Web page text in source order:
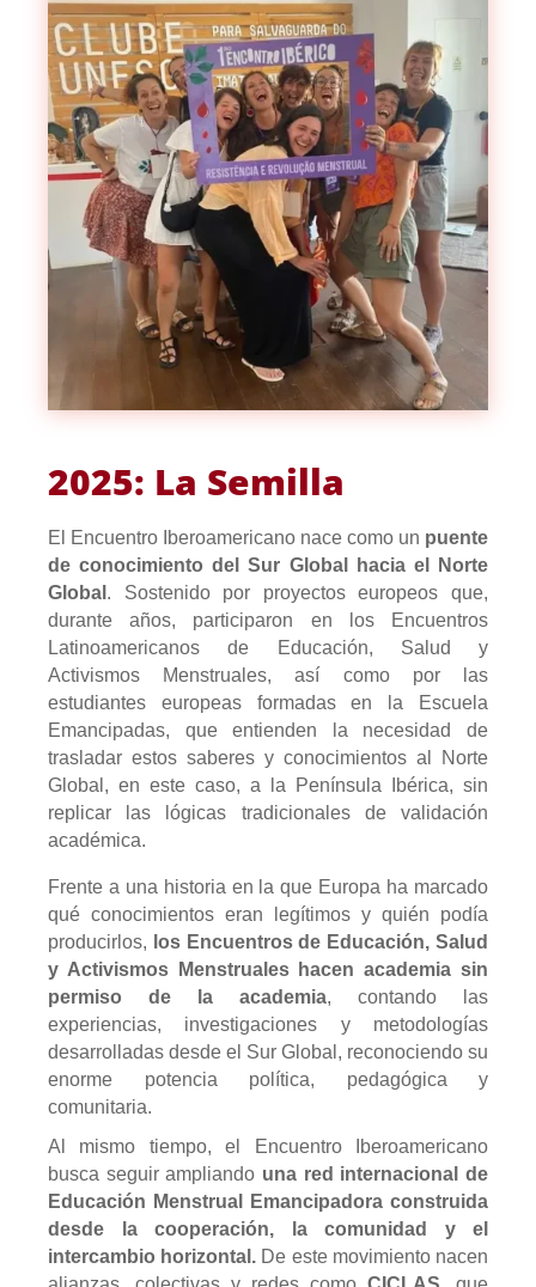
2025: La Semilla
El Encuentro Iberoamericano nace como un puente
de conocimiento del Sur Global hacia el Norte
Global . Sostenido por proyectos europeos que,
durante años, participaron en los Encuentros
Latinoamericanos de Educación, Salud y
Activismos Menstruales, así como por las
estudiantes europeas formadas en la Escuela
Emancipadas, que entienden la necesidad de
trasladar estos saberes y conocimientos al Norte
Global, en este caso, a la Península Ibérica, sin
replicar las lógicas tradicionales de validación
académica.
Frente a una historia en la que Europa ha marcado
qué conocimientos eran legítimos y quién podía
producirlos, los Encuentros de Educación, Salud
y Activismos Menstruales hacen academia sin
permiso de la academia, contando las
experiencias, investigaciones y metodologías
desarrolladas desde el Sur Global, reconociendo su
enorme potencia política, pedagógica y
comunitaria.
Al mismo tiempo, el Encuentro Iberoamericano
busca seguir ampliando una red internacional de
Educación Menstrual Emancipadora construida
desde la cooperación, la comunidad y el
intercambio horizontal. De este movimiento nacen